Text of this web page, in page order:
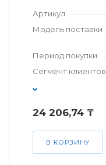
Артикул
Модель поставки
Период покупки
Сегмент клиентов
24 206,74 ₸
В КОРЗИНУ